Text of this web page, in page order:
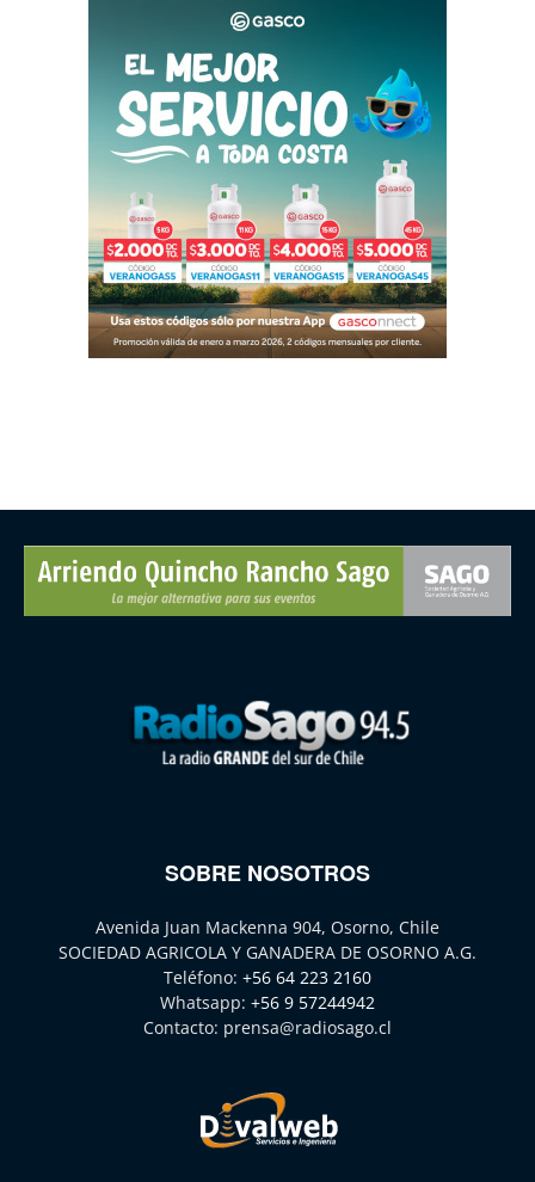
SOBRE NOSOTROS
Avenida Juan Mackenna 904, Osorno, Chile
SOCIEDAD AGRICOLA Y GANADERA DE OSORNO A.G.
Teléfono: +56 64 223 2160
Whatsapp: +56 9 57244942
Contacto: prensa@radiosago.cl